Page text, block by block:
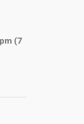
(7